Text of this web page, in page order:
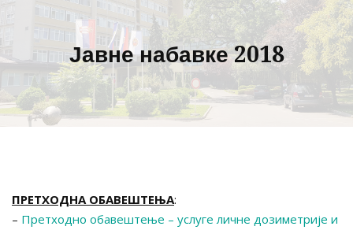
Јавне набавке 2018
ПРЕТХОДНА ОБАВЕШТЕЊА:
– Претходно обавештење – услуге личне дозиметрије и